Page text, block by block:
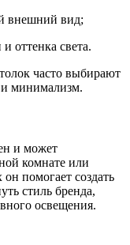
внешний вид;
оттенка света.
часто выбирают
и минимализм.
и может
комнате или
помогает создать
стиль бренда,
освещения.